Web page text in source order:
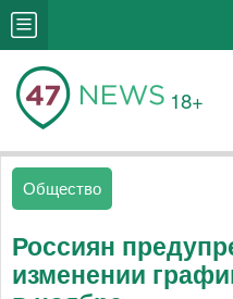
18+
Общество
Россиян
изменении